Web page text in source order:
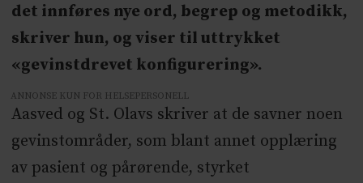
det innføres nye ord, begrep og metodikk,
skriver hun, og viser til uttrykket
«gevinstdrevet konfigurering».
ANNONSE KUN FOR HELSEPERSONELL
Aasved og St. Olavs skriver at de savner noen
gevinstområder, som blant annet opplæring
av pasient og pårørende, styrket